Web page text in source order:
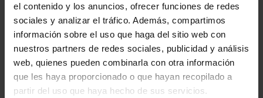
el contenido y los anuncios, ofrecer funciones de redes
sociales y analizar el tráfico. Además, compartimos
información sobre el uso que haga del sitio web con
nuestros partners de redes sociales, publicidad y análisis
web, quienes pueden combinarla con otra información
que les haya proporcionado o que hayan recopilado a
partir del uso que haya hecho de sus servicios.
ORDENAR POR:
REFINAR